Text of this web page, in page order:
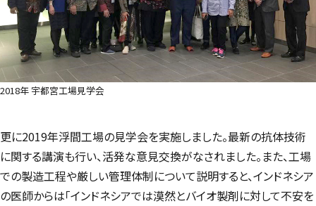
2018年 宇都宮工場見学会
更に2019年浮間工場の見学会を実施しました。最新の抗体技術
に関する講演も行い、活発な意見交換がなされました。また、工場
での製造工程や厳しい管理体制について説明すると、インドネシア
の医師からは「インドネシアでは漠然とバイオ製剤に対して不安を